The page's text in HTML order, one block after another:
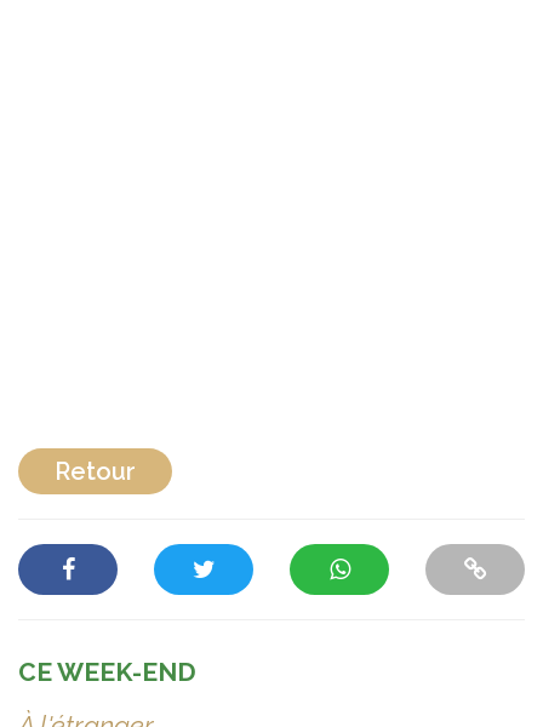
Retour
CE WEEK-END